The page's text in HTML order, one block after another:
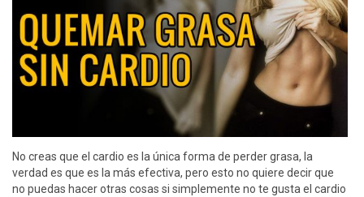
No creas que el cardio es la única forma de perder grasa, la
verdad es que es la más efectiva, pero esto no quiere decir que
no puedas hacer otras cosas si simplemente no te gusta el cardio